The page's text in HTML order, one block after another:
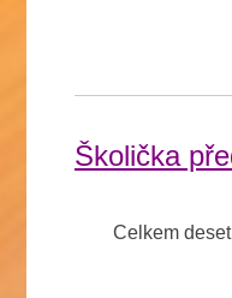
Školička
Celkem deset